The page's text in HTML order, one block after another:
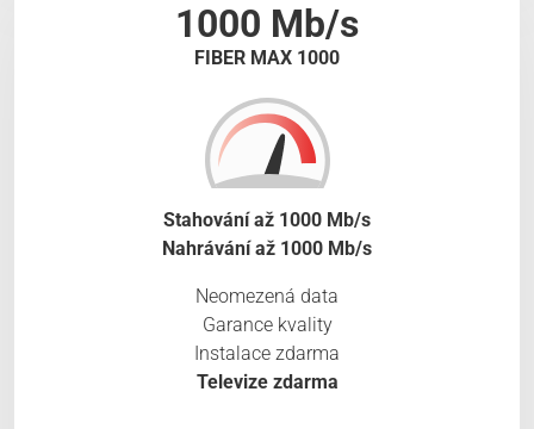
1000 Mb/s
FIBER MAX 1000
Stahování až 1000 Mb/s
Nahrávání až 1000 Mb/s
Neomezená data
Garance kvality
Instalace zdarma
Televize zdarma